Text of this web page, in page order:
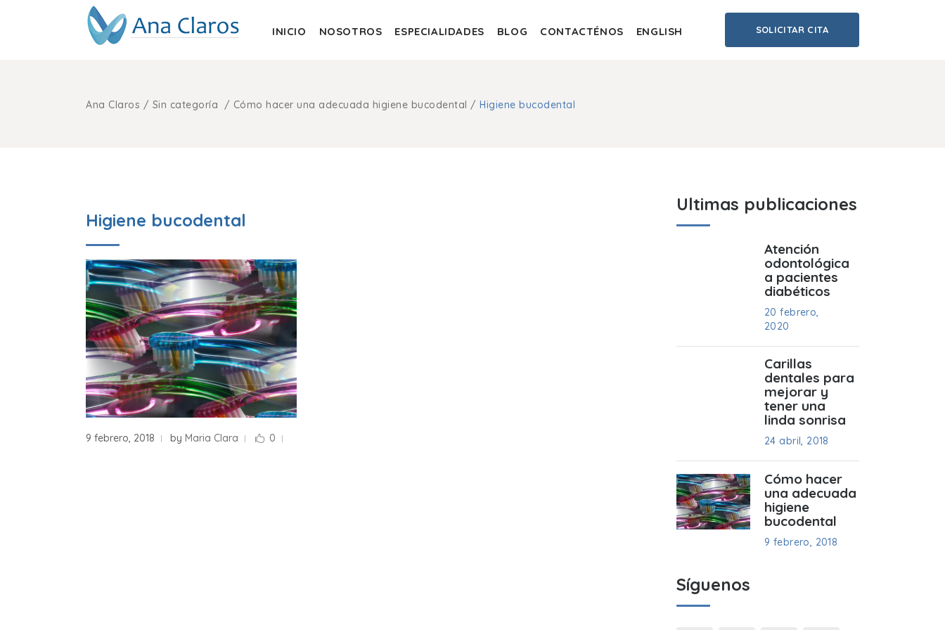
INICIO NOSOTROS ESPECIALIDADES BLOG CONTACTÉNOS ENGLISH SOLICITAR CITA
Ana Claros / Sin categoría / Cómo hacer una adecuada higiene bucodental / Higiene bucodental
Higiene bucodental
9 febrero, 2018 by Maria Clara 0
Ultimas publicaciones
Atención
odontológica
a pacientes
diabéticos
20 febrero,
2020
Carillas
dentales para
mejorar y
tener una
linda sonrisa
24 abril, 2018
Cómo hacer
una adecuada
higiene
bucodental
9 febrero, 2018
Síguenos